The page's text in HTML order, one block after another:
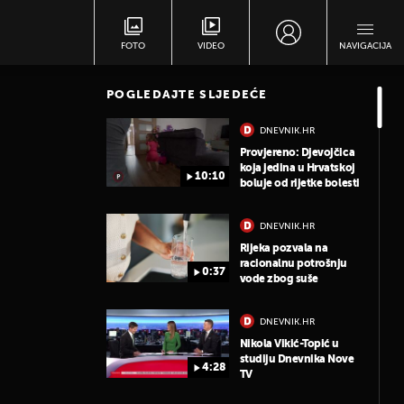
FOTO VIDEO NAVIGACIJA
POGLEDAJTE SLJEDEĆE
10:10
DNEVNIK.HR
Provjereno: Djevojčica
koja jedina u Hrvatskoj
boluje od rijetke bolesti
0:37
DNEVNIK.HR
Rijeka pozvala na
racionalnu potrošnju
vode zbog suše
4:28
DNEVNIK.HR
Nikola Vikić-Topić u
studiju Dnevnika Nove
TV